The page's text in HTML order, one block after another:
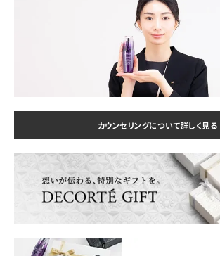
カウンセリングについて詳しく見る